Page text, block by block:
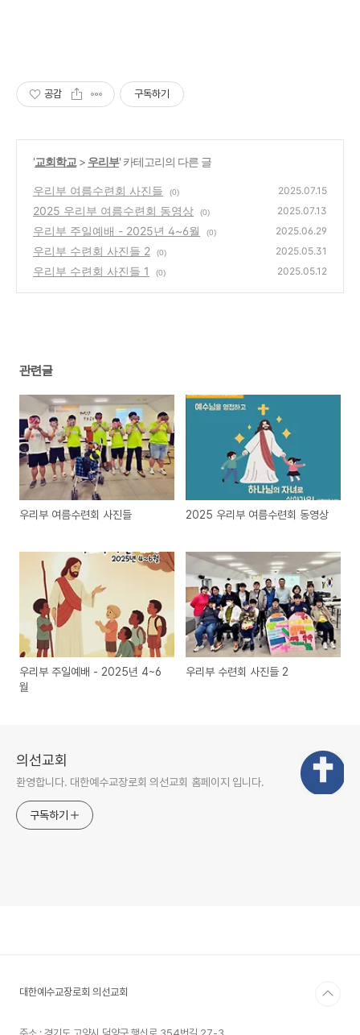
공감 구독하기
'교회학교 > 우리부' 카테고리의 다른 글
우리부 여름수련회 사진들 (0) 2025.07.15
2025 우리부 여름수련회 동영상 (0) 2025.07.13
우리부 주일예배 - 2025년 4~6월 (0) 2025.06.29
우리부 수련회 사진들 2 (0) 2025.05.31
우리부 수련회 사진들 1 (0) 2025.05.12
관련글
우리부 여름수련회 사진들 2025 우리부 여름수련회 동영상
우리부 주일예배 - 2025년 4~6
월
우리부 수련회 사진들 2
의선교회
환영합니다. 대한예수교장로회 의선교회 홈페이지 입니다.
구독하기
대한예수교장로회 의선교회